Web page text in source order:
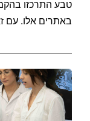
טבע התרכזו
באתרים אלו. עם